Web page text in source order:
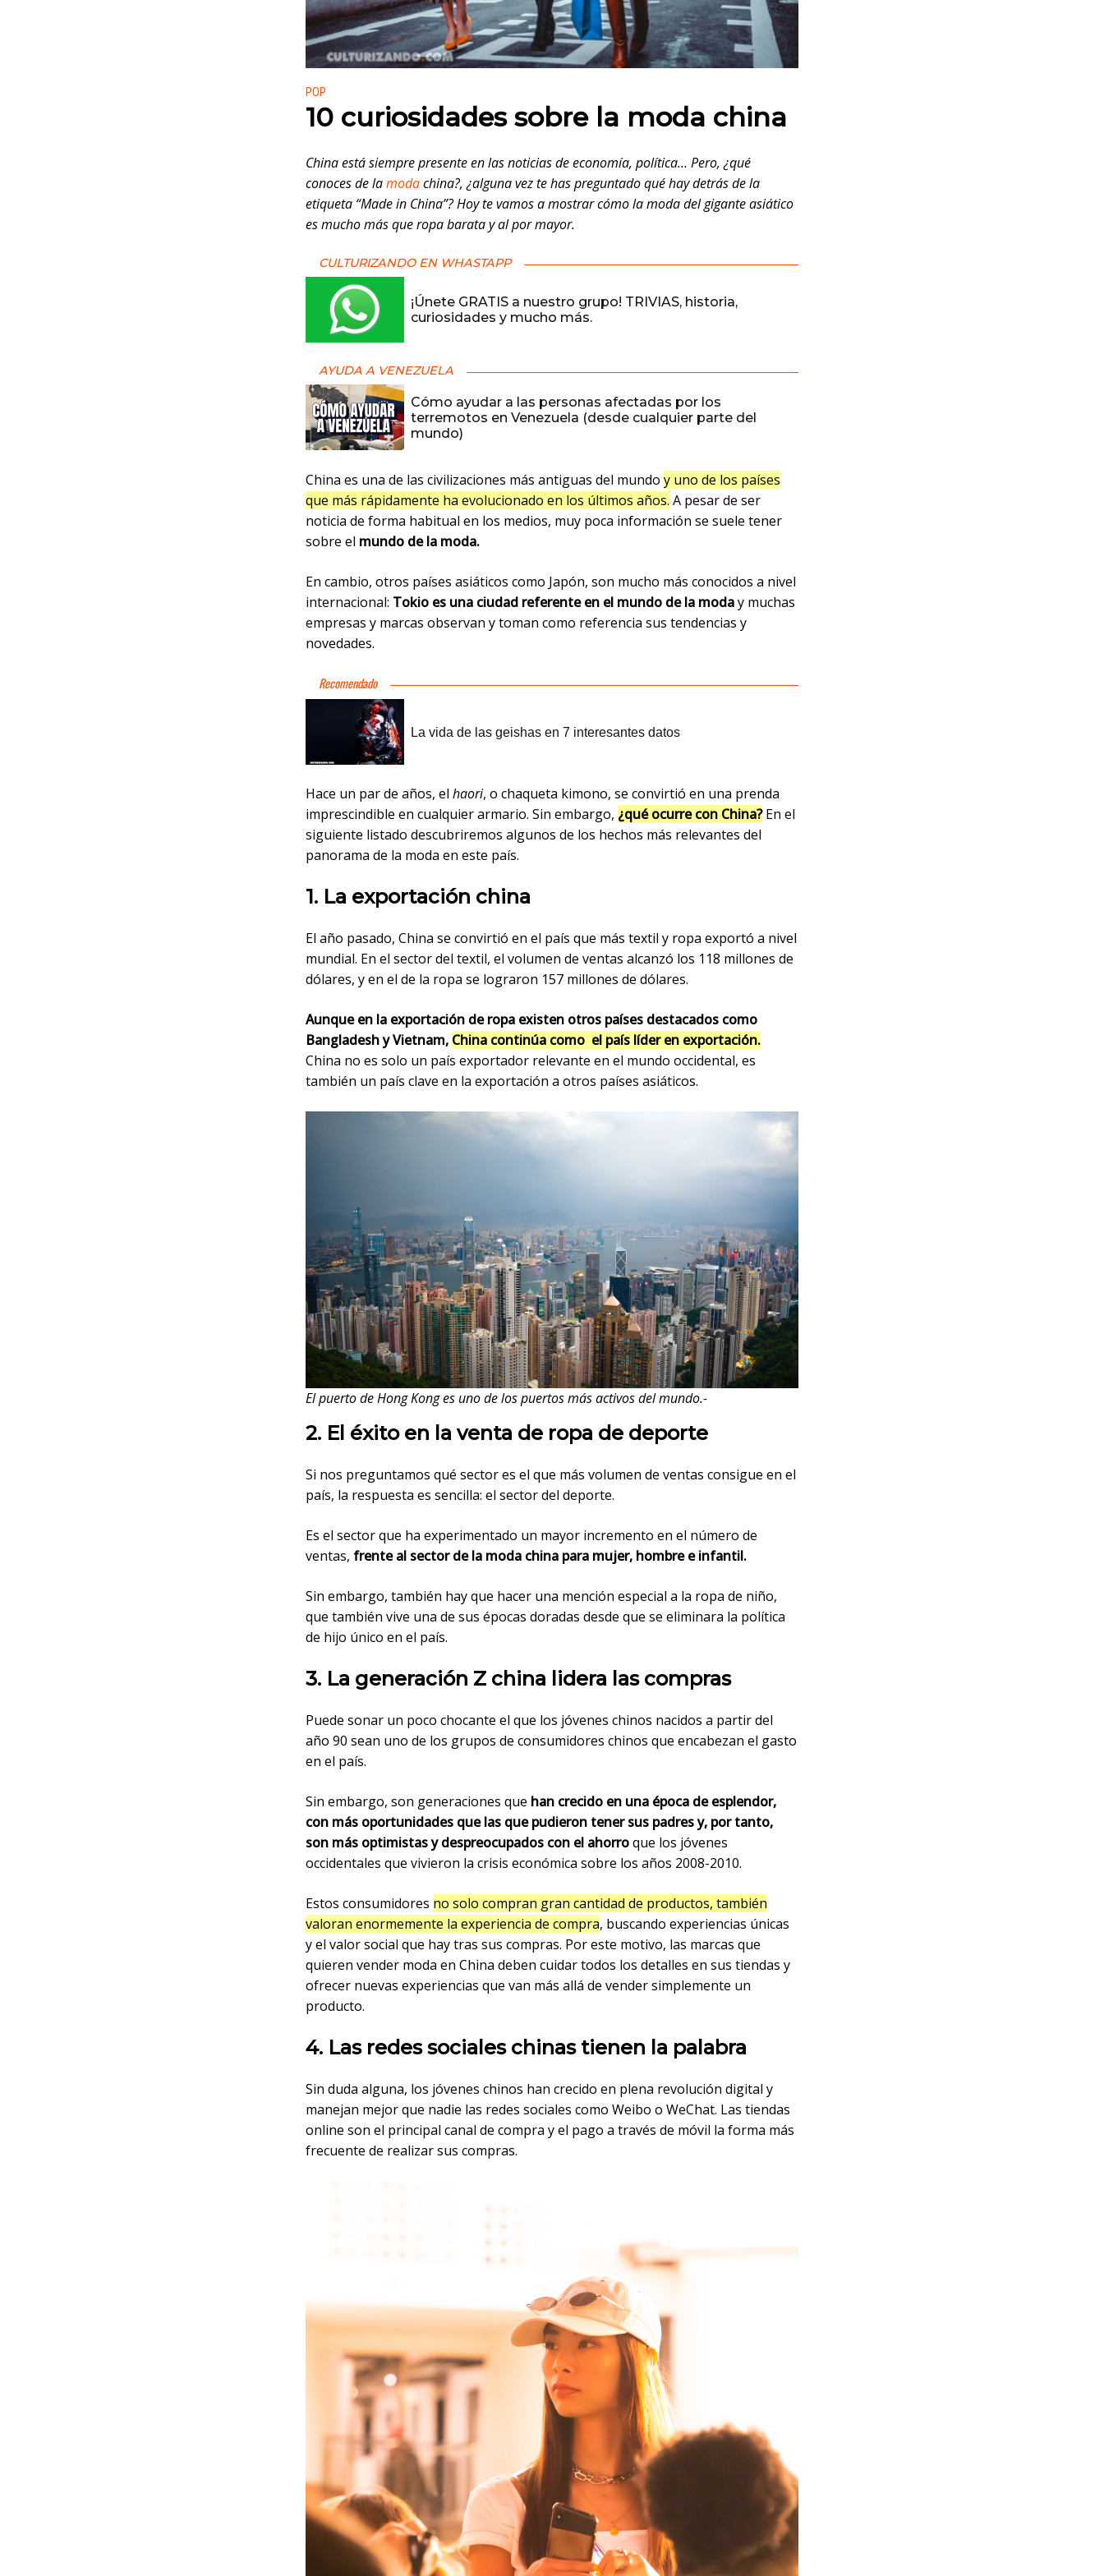
Publicado en:
POP
10 curiosidades sobre la moda china
China está siempre presente en las noticias de economía, política… Pero, ¿qué
conoces de lamodachina?, ¿alguna vez te has preguntado qué hay detrás de la
etiqueta “Made in China”? Hoy te vamos a mostrar cómo la moda del gigante asiático
es mucho más que ropa barata y al por mayor.
CULTURIZANDO EN WHASTAPP
¡Únete GRATIS a nuestro grupo! TRIVIAS, historia,
curiosidades y mucho más.
AYUDA A VENEZUELA
Cómo ayudar a las personas afectadas por los
terremotos en Venezuela (desde cualquier parte del
mundo)
China es una de las civilizaciones más antiguas del mundo y uno de los países
que más rápidamente ha evolucionado en los últimos años. A pesar de ser
noticia de forma habitual en los medios, muy poca información se suele tener
sobre el mundo de la moda.
En cambio, otros países asiáticos como Japón, son mucho más conocidos a nivel
internacional: Tokio es una ciudad referente en el mundo de la moday muchas
empresas y marcas observan y toman como referencia sus tendencias y
novedades.
Hace un par de años, el haori, o chaqueta kimono, se convirtió en una prenda
imprescindible en cualquier armario. Sin embargo, ¿qué ocurre con China? En el
siguiente listado descubriremos algunos de los hechos más relevantes del
panorama de la moda en este país.
1. La exportación china
El año pasado, China se convirtió en el país que más textil y ropa exportó a nivel
mundial. En el sector del textil, el volumen de ventas alcanzó los 118 millones de
dólares, y en el de la ropa se lograron 157 millones de dólares.
Aunque en la exportación de ropa existen otros países destacados como
Bangladesh y Vietnam, China continúa como el país líder en exportación.
China no es solo un país exportador relevante en el mundo occidental, es
también un país clave en la exportación a otros países asiáticos.
El puerto de Hong Kong es uno de los puertos más activos del mundo.-
2. El éxito en la venta de ropa de deporte
Si nos preguntamos qué sector es el que más volumen de ventas consigue en el
país, la respuesta es sencilla: el sector del deporte.
Es el sector que ha experimentado un mayor incremento en el número de
ventas, frente al sector de la moda china para mujer, hombre e infantil.
Sin embargo, también hay que hacer una mención especial a la ropa de niño,
que también vive una de sus épocas doradas desde que se eliminara la política
de hijo único en el país.
3. La generación Z china lidera las compras
Puede sonar un poco chocante el que los jóvenes chinos nacidos a partir del
año 90 sean uno de los grupos de consumidores chinos que encabezan el gasto
en el país.
Sin embargo, son generaciones que han crecido en una época de esplendor,
con más oportunidades que las que pudieron tener sus padres y, por tanto,
son más optimistas y despreocupados con el ahorroque los jóvenes
occidentales que vivieron la crisis económica sobre los años 2008-2010.
Estos consumidores no solo compran gran cantidad de productos, también
valoran enormemente la experiencia de compra, buscando experiencias únicas
y el valor social que hay tras sus compras. Por este motivo, las marcas que
quieren vender moda en China deben cuidar todos los detalles en sus tiendas y
ofrecer nuevas experiencias que van más allá de vender simplemente un
producto.
4. Las redes sociales chinas tienen la palabra
Sin duda alguna, los jóvenes chinos han crecido en plena revolución digital y
manejan mejor que nadie las redes sociales como Weibo o WeChat. Las tiendas
online son el principal canal de compra y el pago a través de móvil la forma más
frecuente de realizar sus compras.